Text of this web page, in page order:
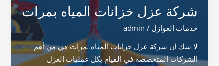
الدواسر
شركة عزل خزانات المياه بمرات
خدمات العوازل /
admin
لا شك أن شركة عزل خزانات المياه بمرات هي من أهم
الشركات المتخصصة في القيام بكل عمليات العزل